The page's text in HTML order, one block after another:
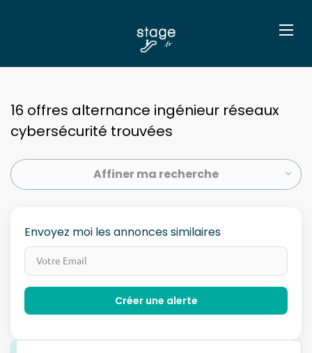
16 offres alternance ingénieur réseaux
cybersécurité trouvées
Affiner ma recherche
Envoyez moi les annonces similaires